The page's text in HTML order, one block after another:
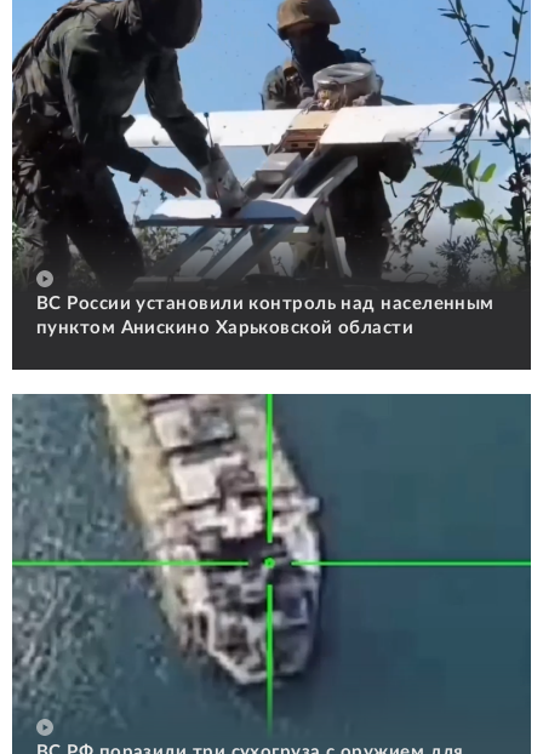
ВС России установили контроль над населенным
пунктом Анискино Харьковской области